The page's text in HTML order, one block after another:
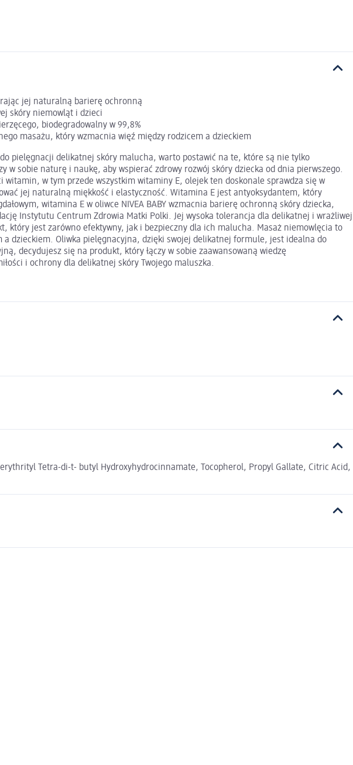
jej naturalną barierę ochronną
skóry niemowląt i dzieci
biodegradowalny w 99,8%
masażu, który wzmacnia więź między rodzicem a dzieckiem
pielęgnacji delikatnej skóry malucha, warto postawić na te, które są nie tylko
w sobie naturę i naukę, aby wspierać zdrowy rozwój skóry dziecka od dnia pierwszego.
witamin, w tym przede wszystkim witaminy E, olejek ten doskonale sprawdza się w
jej naturalną miękkość i elastyczność. Witamina E jest antyoksydantem, który
witamina E w oliwce NIVEA BABY wzmacnia barierę ochronną skóry dziecka,
Instytutu Centrum Zdrowia Matki Polki. Jej wysoka tolerancja dla delikatnej i wrażliwej
który jest zarówno efektywny, jak i bezpieczny dla ich malucha. Masaż niemowlęcia to
a dzieckiem. Oliwka pielęgnacyjna, dzięki swojej delikatnej formule, jest idealna do
decydujesz się na produkt, który łączy w sobie zaawansowaną wiedzę
i ochrony dla delikatnej skóry Twojego maluszka.
Tetra-di-t- butyl Hydroxyhydrocinnamate, Tocopherol, Propyl Gallate, Citric Acid,